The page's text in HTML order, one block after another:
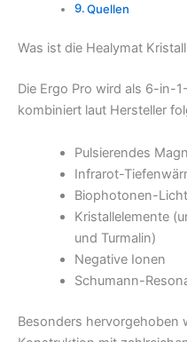
Quellen
Was ist die Healymat
Die Ergo Pro wird als 6-in-
kombiniert laut Hersteller
Pulsierendes
Infrarot-
Biophotonen-
Kristallelemente
und Turmalin)
Negative Ionen
Schumann-
Besonders hervorgehoben